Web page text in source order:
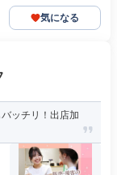
気になる
ッチリ！出店加